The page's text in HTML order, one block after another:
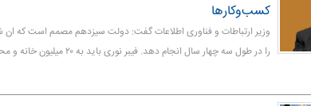
کسب‌وکارها
را در طول سه‌ چهار سال انجام دهد. فیبر